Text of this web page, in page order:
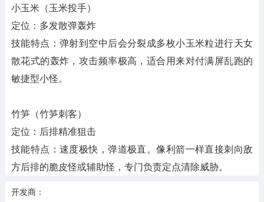
小玉米（玉米投手）
定位：多发散弹轰炸
技能特点：弹射到空中后会分裂成多枚小玉米粒进行天女
散花式的轰炸，攻击频率极高，适合用来对付满屏乱跑的
敏捷型小怪。
竹笋（竹笋刺客）
定位：后排精准狙击
技能特点：速度极快，弹道极直。像利箭一样直接刺向敌
方后排的脆皮怪或辅助怪，专门负责定点清除威胁。
开发商：